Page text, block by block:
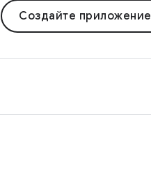
Создайте приложение для редактирования